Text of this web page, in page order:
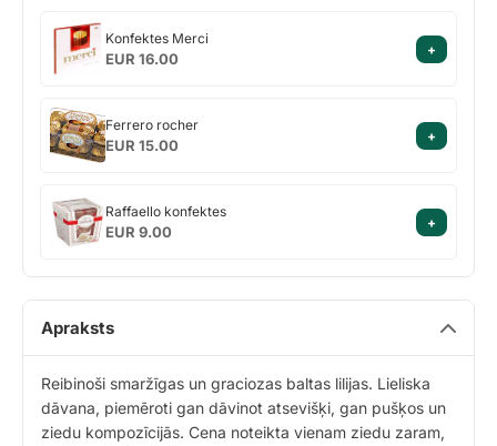
lazdu
riekstiem
Konfektes
Merci
Konfektes Merci
EUR 16.00
+
Ferrero
rocher
Ferrero rocher
EUR 15.00
+
Raffaello
konfektes
Raffaello konfektes
EUR 9.00
+
Apraksts
Reibinoši smaržīgas un graciozas baltas lilijas. Lieliska
dāvana, piemēroti gan dāvinot atsevišķi, gan pušķos un
ziedu kompozīcijās. Cena noteikta vienam ziedu zaram,